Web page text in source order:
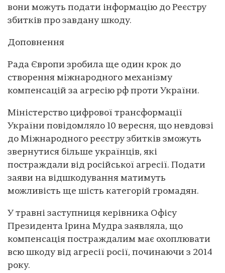
вони можуть подати інформацію до Реєстру
збитків про завдану шкоду.
Доповнення
Рада Європи зробила ще один крок до
створення міжнародного механізму
компенсацій за агресію рф проти України.
Міністерство цифрової трансформації
України повідомляло 10 вересня, що невдовзі
до Міжнародного реєстру збитків зможуть
звернутися більше українців, які
постраждали від російської агресії. Подати
заяви на відшкодування матимуть
можливість ще шість категорій громадян.
У травні заступниця керівника Офісу
Президента Ірина Мудра заявляла, що
компенсація постраждалим має охоплювати
всю шкоду від агресії росії, починаючи з 2014
року.